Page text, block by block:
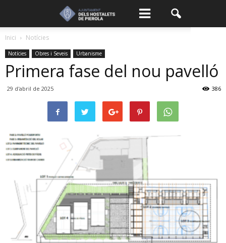
Inici Notícies
Notícies Obres i Seveis Urbanisme
Primera fase del nou pavelló
29 d'abril de 2025 386